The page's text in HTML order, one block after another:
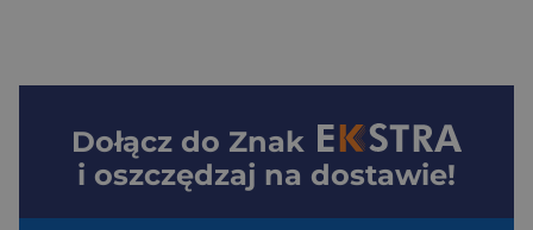
Dołącz do Znak
i oszczędzaj na dostawie!